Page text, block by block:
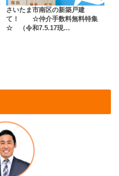
さいたま市南区の新築戸建
て！ ☆仲介手数料無料特集
☆ （令和7.5.17現…